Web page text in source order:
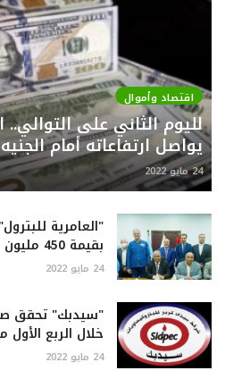
اقتصاد وأموال
لليوم الثاني على التوالي..
يواصل ارتفاعاته أمام
24 مايو 2022
"العامرية
بقيمة 450 مليون جنيه
24 مايو 2022
خلال الربع الأول
24 مايو 2022